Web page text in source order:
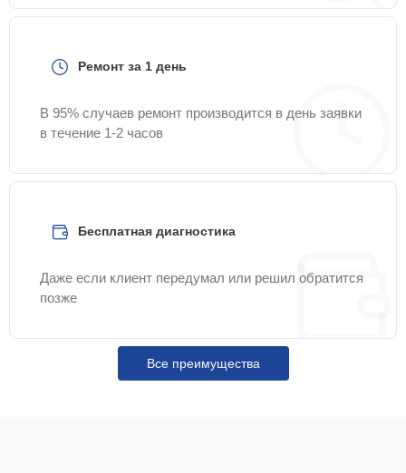
Ремонт за 1 день
В 95% случаев ремонт производится в день заявки
в течение 1-2 часов
Бесплатная диагностика
Даже если клиент передумал или решил обратится
позже
Все преимущества